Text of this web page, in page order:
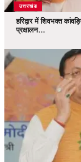
उत्तराखंड
हरिद्वार में शिवभक्त
प्रक्षालन…